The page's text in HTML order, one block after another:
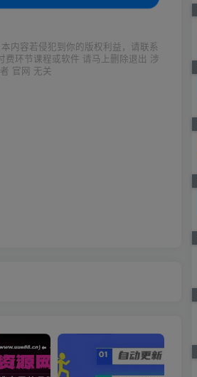
内容若侵犯到你的版权利益，请联系
费环节课程或软件 请马上删除退出 涉
官网 无关